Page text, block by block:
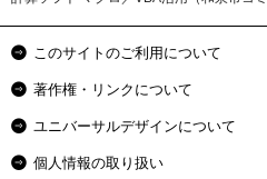
このサイトのご利用について
著作権・リンクについて
ユニバーサルデザインについて
個人情報の取り扱い